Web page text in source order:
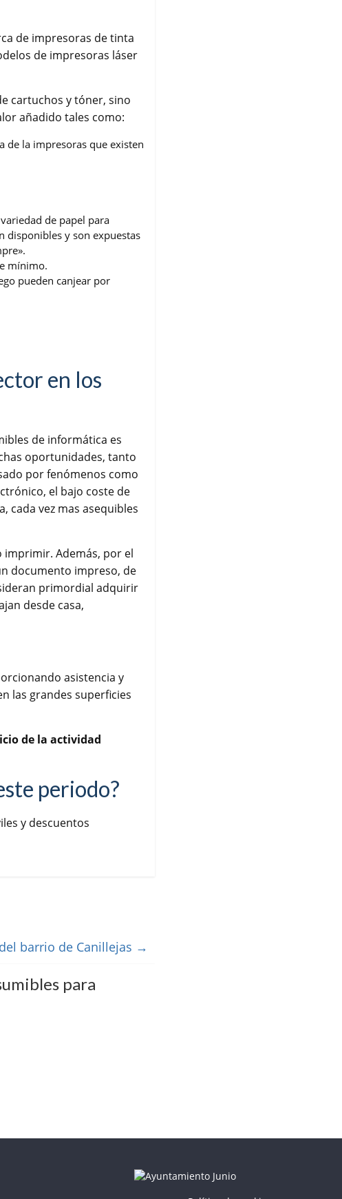
de impresoras de tinta
de impresoras láser
cartuchos y tóner, sino
añadido tales como:
de la impresoras que existen
de papel para
disponibles y son expuestas
mínimo.
pueden canjear por
en los
de informática es
oportunidades, tanto
por fenómenos como
el bajo coste de
cada vez mas asequibles
imprimir. Además, por el
documento impreso, de
primordial adquirir
desde casa,
asistencia y
las grandes superficies
de la actividad
periodo?
y descuentos
barrio de Canillejas →
para